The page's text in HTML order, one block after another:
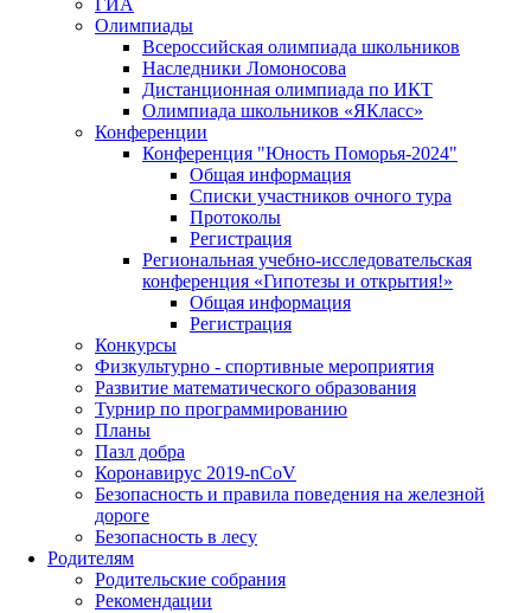
Олимпиады
Всероссийская олимпиада школьников
Наследники Ломоносова
Дистанционная олимпиада по ИКТ
Олимпиада школьников «ЯКласс»
Конференции
Конференция "Юность Поморья-2024"
Общая информация
Списки участников очного тура
Протоколы
Регистрация
Региональная учебно-исследовательская
конференция «Гипотезы и открытия!»
Общая информация
Регистрация
Конкурсы
Физкультурно - спортивные мероприятия
Развитие математического образования
Турнир по программированию
Планы
Пазл добра
Коронавирус 2019-nCoV
Безопасность и правила поведения на железной
дороге
Безопасность в лесу
Родителям
Родительские собрания
Рекомендации